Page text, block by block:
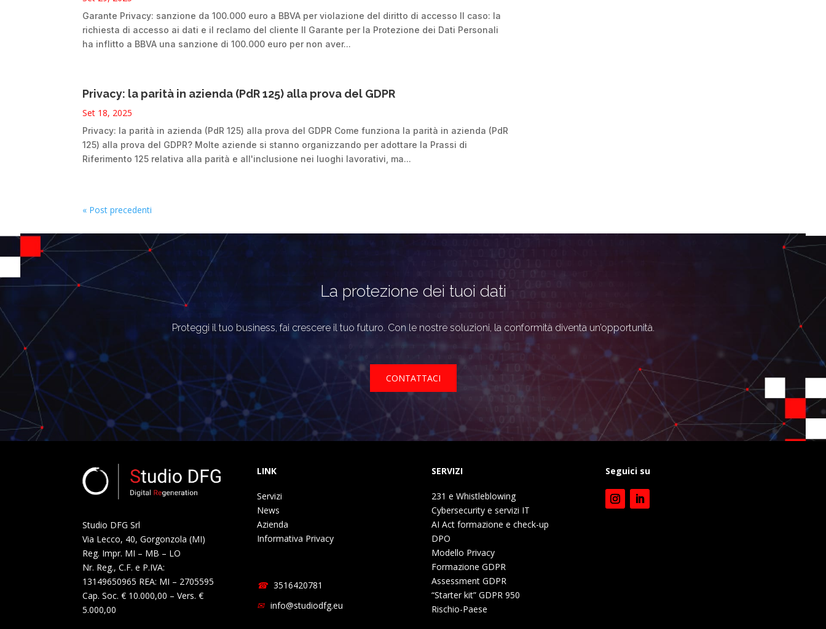
Garante Privacy: sanzione da 100.000 euro a BBVA per violazione del diritto di accesso Il caso: la
richiesta di accesso ai dati e il reclamo del cliente Il Garante per la Protezione dei Dati Personali
ha inflitto a BBVA una sanzione di 100.000 euro per non aver...
Privacy: la parità in azienda (PdR 125) alla prova del GDPR
Set 18, 2025
Privacy: la parità in azienda (PdR 125) alla prova del GDPR Come funziona la parità in azienda (PdR
125) alla prova del GDPR? Molte aziende si stanno organizzando per adottare la Prassi di
Riferimento 125 relativa alla parità e all'inclusione nei luoghi lavorativi, ma...
« Post precedenti
La protezione dei tuoi dati
Proteggi il tuo business, fai crescere il tuo futuro. Con le nostre soluzioni, la conformità diventa un’opportunità.
CONTATTACI
Studio DFG Srl
Via Lecco, 40, Gorgonzola (MI)
Reg. Impr. MI – MB – LO
Nr. Reg., C.F. e P.IVA:
13149650965 REA: MI – 2705595
Cap. Soc. € 10.000,00 – Vers. €
5.000,00
LINK
Servizi
News
Azienda
Informativa Privacy
3516420781
info@studiodfg.eu
SERVIZI
231 e Whistleblowing
Cybersecurity e servizi IT
AI Act formazione e check-up
DPO
Modello Privacy
Formazione GDPR
Assessment GDPR
“Starter kit” GDPR 950
Rischio-Paese
Seguici su